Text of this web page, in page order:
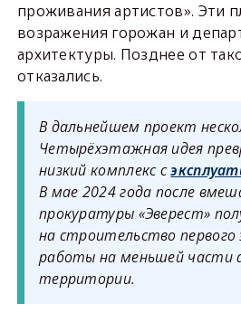
проживания артистов». Эти
возражения горожан и
архитектуры. Позднее от
отказались.
В дальнейшем проект
Четырёхэтажная идея
низкий комплекс с
В мае 2024 года после
прокуратуры «Эверест»
на строительство
работы на меньшей части
территории.